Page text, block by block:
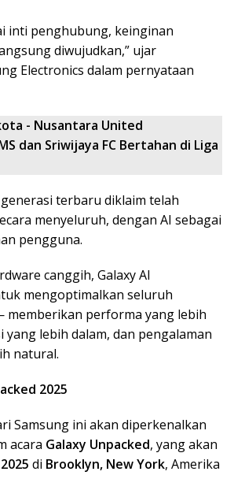
inti penghubung, keinginan
diwujudkan,” ujar
Electronics dalam pernyataan
- Nusantara United
dan Sriwijaya FC Bertahan di Liga
terbaru diklaim telah
menyeluruh, dengan AI sebagai
pengguna.
canggih, Galaxy AI
mengoptimalkan seluruh
memberikan performa yang lebih
yang lebih dalam, dan pengalaman
natural.
2025
Samsung ini akan diperkenalkan
acara Galaxy Unpacked, yang akan
di Brooklyn, New York, Amerika